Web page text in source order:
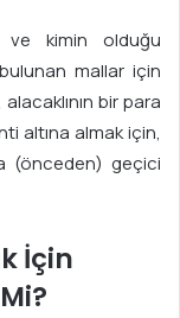
kimin olduğu
mallar için
bir para
altına almak için,
(önceden) geçici
İçin